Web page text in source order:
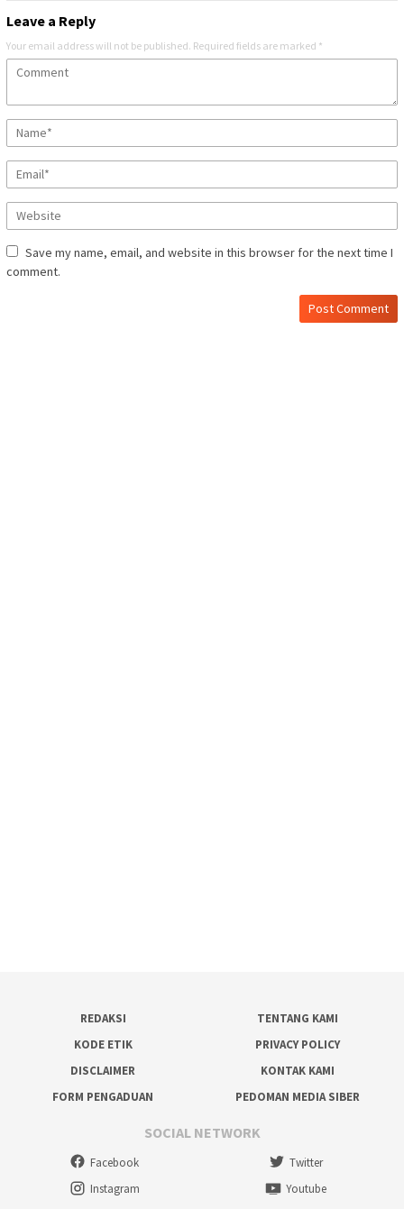
Leave a Reply
Your email address will not be published. Required fields are marked *
Save my name, email, and website in this browser for the next time I
comment.
REDAKSI
TENTANG KAMI
KODE ETIK
PRIVACY POLICY
DISCLAIMER
KONTAK KAMI
FORM PENGADUAN
PEDOMAN MEDIA SIBER
SOCIAL NETWORK
Facebook
Twitter
Instagram
Youtube